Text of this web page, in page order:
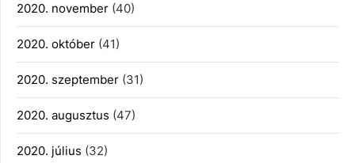
2020. november (40)
2020. október (41)
2020. szeptember (31)
2020. augusztus (47)
2020. július (32)